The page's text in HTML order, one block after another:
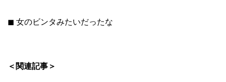
◼︎ 女のビンタみたいだったな
＜関連記事＞